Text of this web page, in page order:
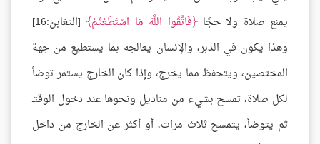
يمنع صلاة ولا حجًا فَاتَّقُوا اللَّهَ مَا اسْتَطَعْتُمْ
[التغابن:16]
وهذا يكون في الدبر، والإنسان يعالجه بما يستطيع من جهة
المختصين، ويتحفظ مما يخرج، وإذا كان الخارج يستمر توضأ
لكل صلاة، تمسح بشيء من مناديل ونحوها عند دخول الوقتـ
ثم يتوضأ، يتمسح ثلاث مرات، أو أكثر عن الخارج من داخل